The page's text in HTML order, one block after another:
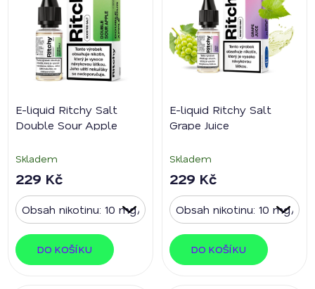
E-liquid Ritchy Salt
Double Sour Apple
Skladem
229 Kč
DO KOŠÍKU
E-liquid Ritchy Salt
Grape Juice
Skladem
229 Kč
DO KOŠÍKU